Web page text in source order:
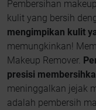
Pembersihan
kulit yang bersih
mengimpikan kulit
memungkinkan!
Makeup Remover.
presisi
meninggalkan jejak
adalah pembersih